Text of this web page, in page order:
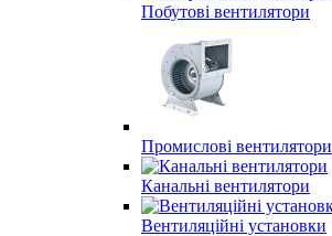
Побутові вентилятори
Промислові вентилятори
Канальні вентилятори
Вентиляційні установки